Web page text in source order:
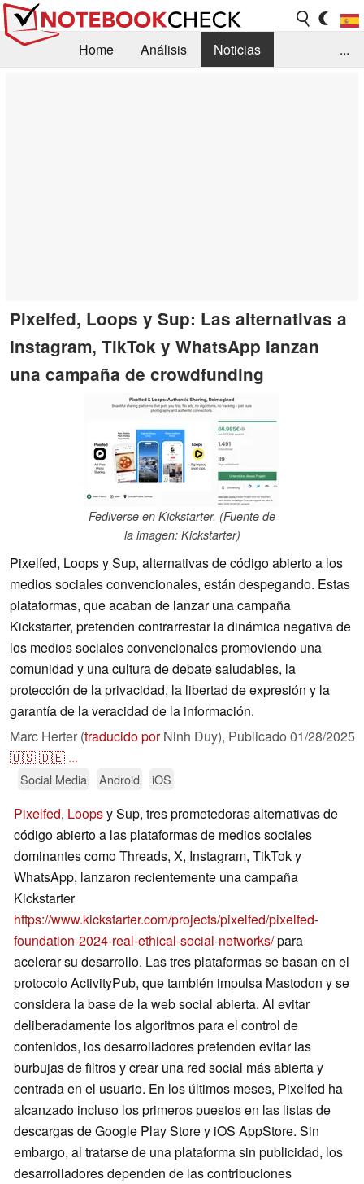
Home Análisis
Noticias
...
Pixelfed, Loops y Sup: Las alternativas a
Instagram, TikTok y WhatsApp lanzan
una campaña de crowdfunding
Fediverse en Kickstarter. (Fuente de
la imagen: Kickstarter)
Pixelfed, Loops y Sup, alternativas de código abierto a los
medios sociales convencionales, están despegando. Estas
plataformas, que acaban de lanzar una campaña
Kickstarter, pretenden contrarrestar la dinámica negativa de
los medios sociales convencionales promoviendo una
comunidad y una cultura de debate saludables, la
protección de la privacidad, la libertad de expresión y la
garantía de la veracidad de la información.
Marc Herter (traducido porNinh Duy), Publicado 01/28/2025
🇺🇸🇩🇪 ...
Social Media Android iOS
Pixelfed, Loopsy Sup, tres prometedoras alternativas de
código abierto a las plataformas de medios sociales
dominantes como Threads, X, Instagram, TikTok y
WhatsApp, lanzaron recientemente una campaña
Kickstarter
https://www.kickstarter.com/projects/pixelfed/pixelfed-
foundation-2024-real-ethical-social-networks/para
acelerar su desarrollo. Las tres plataformas se basan en el
protocolo ActivityPub, que también impulsa Mastodon y se
considera la base de la web social abierta. Al evitar
deliberadamente los algoritmos para el control de
contenidos, los desarrolladores pretenden evitar las
burbujas de filtros y crear una red social más abierta y
centrada en el usuario. En los últimos meses, Pixelfed ha
alcanzado incluso los primeros puestos en las listas de
descargas de Google Play Store y iOS AppStore. Sin
embargo, al tratarse de una plataforma sin publicidad, los
desarrolladores dependen de las contribuciones